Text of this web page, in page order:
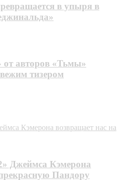
в упыря в
от авторов «Тьмы»
тизером
Кэмерона возвращает нас на
Джеймса Кэмерона
Пандору